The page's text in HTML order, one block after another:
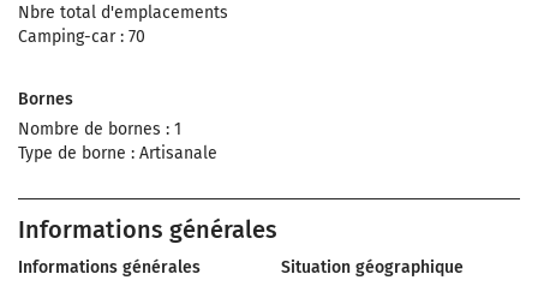
Nbre total d'emplacements
Camping-car : 70
Bornes
Nombre de bornes : 1
Type de borne : Artisanale
Informations générales
Informations générales
Situation géographique